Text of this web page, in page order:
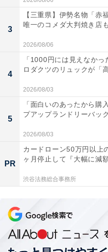
3
【三重県】伊勢名物「赤
唯一のコメダ大判焼き店
2026/08/06
4
「1000円には見えなか
ロダクツのリュックが「
2026/08/03
5
「面白いのあったから購
プアップランドリーバッ
2026/08/03
PR
カードローン50万円以上
ヶ月停止して『大幅に減
渋谷法務総合事務所